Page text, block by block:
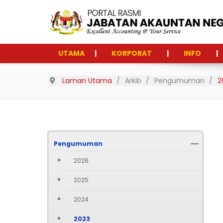
UTAMA KORPORAT INFO
Laman Utama Arkib Pengumuman
Pengumuman
2026
2025
2024
2023